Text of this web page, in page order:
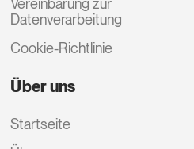
Vereinbarung zur
Datenverarbeitung
Cookie-Richtlinie
Über uns
Startseite